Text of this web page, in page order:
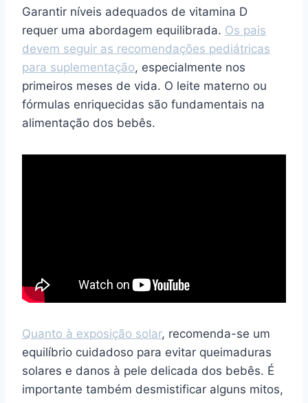
Garantir níveis adequados de vitamina D
requer uma abordagem equilibrada. Os pais
devem seguir as recomendações pediátricas
para suplementação, especialmente nos
primeiros meses de vida. O leite materno ou
fórmulas enriquecidas são fundamentais na
alimentação dos bebês.
Quanto à exposição solar, recomenda-se um
equilíbrio cuidadoso para evitar queimaduras
solares e danos à pele delicada dos bebês. É
importante também desmistificar alguns mitos,